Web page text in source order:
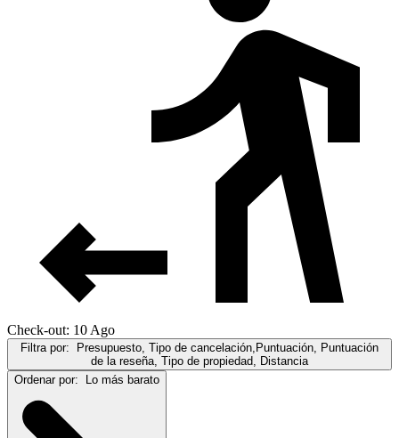
Check-out: 10 Ago
Filtra por: Presupuesto, Tipo de cancelación,Puntuación, Puntuación
de la reseña, Tipo de propiedad, Distancia
Ordenar por: Lo más barato